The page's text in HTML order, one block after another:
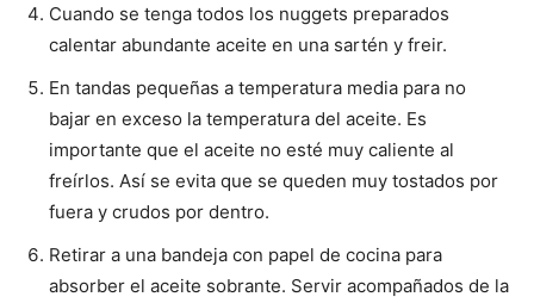
Cuando se tenga todos los nuggets preparados
calentar abundante aceite en una sartén y freir.
En tandas pequeñas a temperatura media para no
bajar en exceso la temperatura del aceite. Es
importante que el aceite no esté muy caliente al
freírlos. Así se evita que se queden muy tostados por
fuera y crudos por dentro.
Retirar a una bandeja con papel de cocina para
absorber el aceite sobrante. Servir acompañados de la